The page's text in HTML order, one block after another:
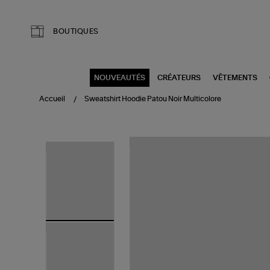
BOUTIQUES
NOUVEAUTÉS CRÉATEURS VÊTEMENTS
Accueil Sweatshirt Hoodie Patou Noir Multicolore